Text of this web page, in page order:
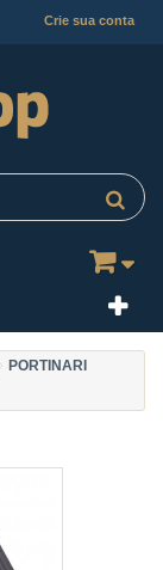
Crie sua conta
PORTINARI